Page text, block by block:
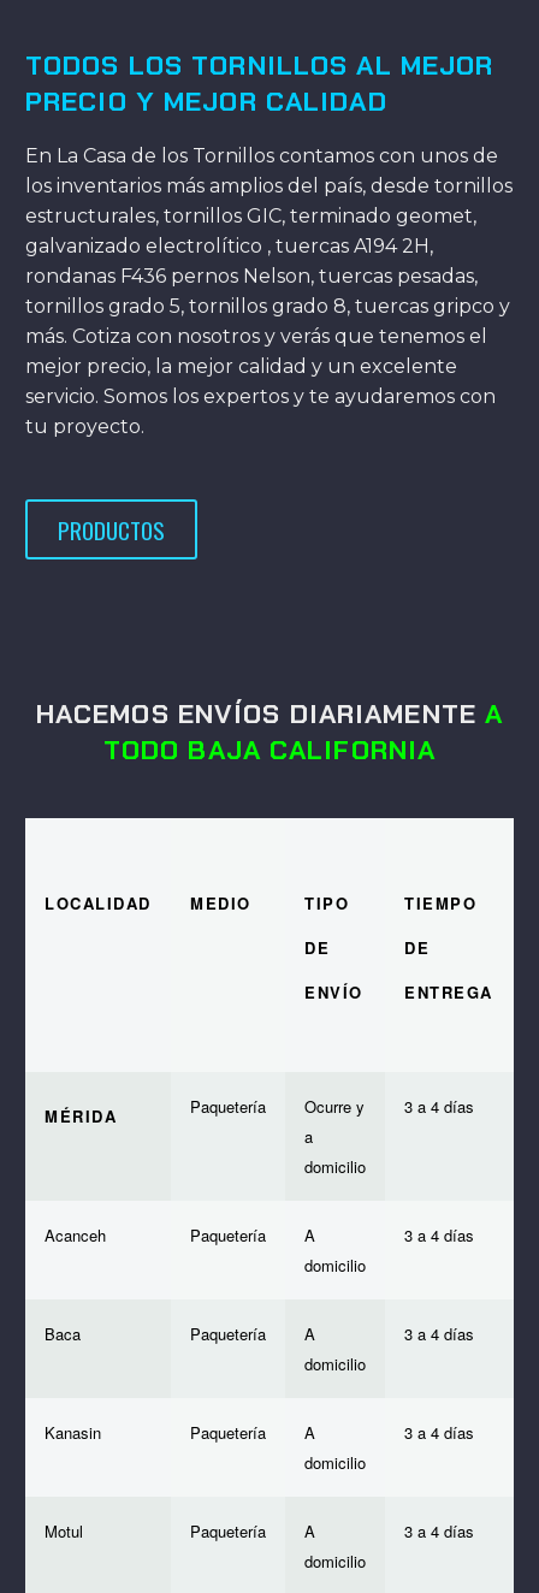
TODOS LOS TORNILLOS AL MEJOR
PRECIO Y MEJOR CALIDAD
En La Casa de los Tornillos contamos con unos de
los inventarios más amplios del país, desde tornillos
estructurales, tornillos GIC, terminado geomet,
galvanizado electrolítico , tuercas A194 2H,
rondanas F436 pernos Nelson, tuercas pesadas,
tornillos grado 5, tornillos grado 8, tuercas gripco y
más. Cotiza con nosotros y verás que tenemos el
mejor precio, la mejor calidad y un excelente
servicio. Somos los expertos y te ayudaremos con
tu proyecto.
PRODUCTOS
HACEMOS ENVÍOS DIARIAMENTEA
TODO BAJA CALIFORNIA
LOCALIDAD MEDIO
TIPO
DE
ENVÍO
TIEMPO
DE
ENTREGA
MÉRIDA Paquetería
Ocurre y
a
domicilio
3 a 4 días
Acanceh Paquetería
A
domicilio
3 a 4 días
Baca Paquetería
A
domicilio
3 a 4 días
Kanasin Paquetería
A
domicilio
3 a 4 días
Motul Paquetería
A
domicilio
3 a 4 días